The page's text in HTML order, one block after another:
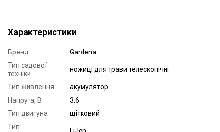
Характеристики
Бренд
Gardena
Тип садової
техніки
ножиці для трави телескопічні
Тип живлення
акумулятор
Напруга, В
3.6
Тип двигуна
щітковий
Тип